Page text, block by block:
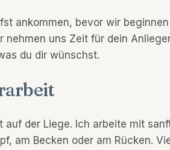
ankommen, bevor wir
uns Zeit für dein
du dir wünschst.
der Liege. Ich arbeite mit
am Becken oder am Rücken.